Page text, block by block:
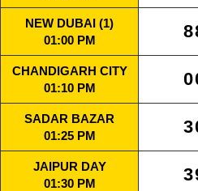
NEW DUBAI (1)
01:00 PM
CHANDIGARH CITY
01:10 PM
SADAR BAZAR
01:25 PM
JAIPUR DAY
01:30 PM